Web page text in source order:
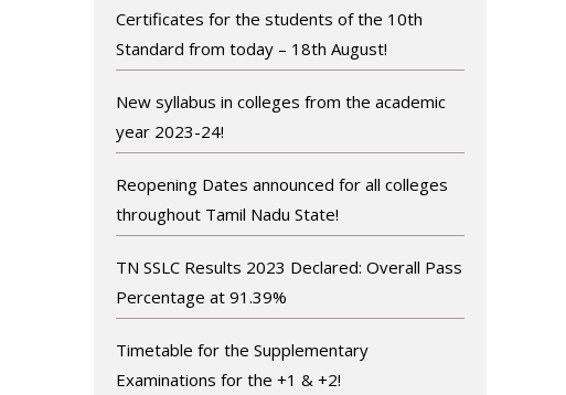
Certificates for the students of the 10th
Standard from today – 18th August!
New syllabus in colleges from the academic
year 2023-24!
Reopening Dates announced for all colleges
throughout Tamil Nadu State!
TN SSLC Results 2023 Declared: Overall Pass
Percentage at 91.39%
Timetable for the Supplementary
Examinations for the +1 & +2!